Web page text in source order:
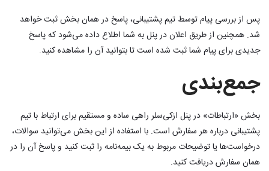
پس از بررسی پیام توسط تیم پشتیبانی، پاسخ در همان بخش ثبت خواهد
شد. همچنین از طریق اعلان در پنل به شما اطلاع داده می‌شود که پاسخ
جدیدی برای پیام شما ثبت شده است تا بتوانید آن را مشاهده کنید.
جمع‌بندی
بخش «ارتباطات» در پنل ازکی‌سلر راهی ساده و مستقیم برای ارتباط با تیم
پشتیبانی درباره هر سفارش است. با استفاده از این بخش می‌توانید سوالات،
درخواست‌ها یا توضیحات مربوط به یک بیمه‌نامه را ثبت کنید و پاسخ آن را در
همان سفارش دریافت کنید.